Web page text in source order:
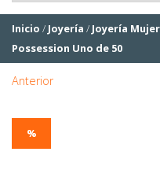
Inicio / Joyería / Joyería Mujer
Possession Uno de 50
Anterior
%